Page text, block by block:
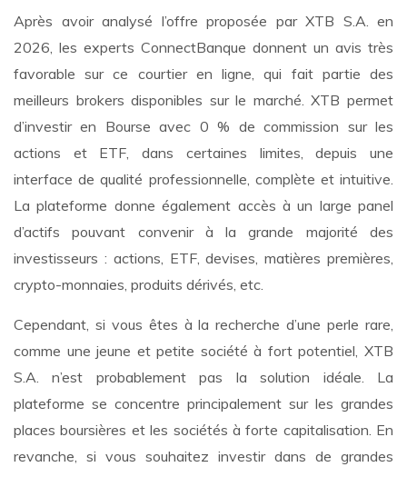
Après avoir analysé l’offre proposée par XTB S.A. en
2026, les experts ConnectBanque donnent un avis très
favorable sur ce courtier en ligne, qui fait partie des
meilleurs brokers disponibles sur le marché. XTB permet
d’investir en Bourse avec 0 % de commission sur les
actions et ETF, dans certaines limites, depuis une
interface de qualité professionnelle, complète et intuitive.
La plateforme donne également accès à un large panel
d’actifs pouvant convenir à la grande majorité des
investisseurs : actions, ETF, devises, matières premières,
crypto-monnaies, produits dérivés, etc.
Cependant, si vous êtes à la recherche d’une perle rare,
comme une jeune et petite société à fort potentiel, XTB
S.A. n’est probablement pas la solution idéale. La
plateforme se concentre principalement sur les grandes
places boursières et les sociétés à forte capitalisation. En
revanche, si vous souhaitez investir dans de grandes